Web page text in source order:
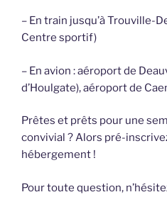
– En train jusqu’à Trouville-
Centre sportif)
– En avion : aéroport de
d’Houlgate), aéroport de
Prêtes et prêts pour une
convivial ? Alors pré-
hébergement !
Pour toute question,